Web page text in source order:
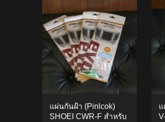
แผ่นกันฝ้า (Pinlcok)
SHOEI CWR-F สำหรับ
แ